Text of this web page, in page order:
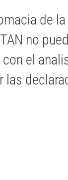
de
no
el
las